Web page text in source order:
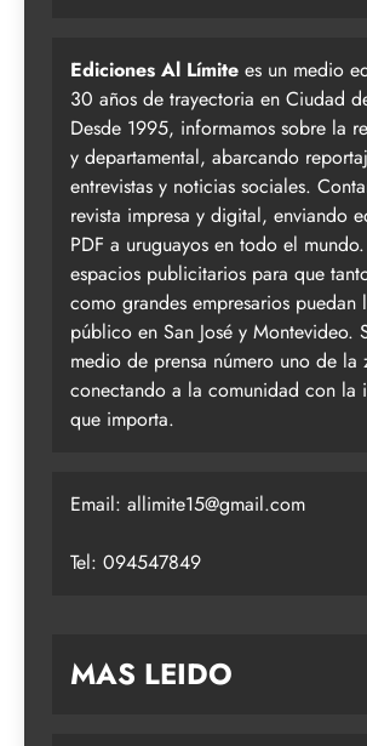
Ediciones Al Límite es un medio
30 años de trayectoria en Ciudad
Desde 1995, informamos sobre la
y departamental, abarcando
entrevistas y noticias sociales.
revista impresa y digital, enviando
PDF a uruguayos en todo el
espacios publicitarios para que
como grandes empresarios puedan
público en San José y Montevideo.
medio de prensa número uno de la
conectando a la comunidad con la
que importa.
Email: allimite15@gmail.com
Tel: 094547849
MAS LEIDO